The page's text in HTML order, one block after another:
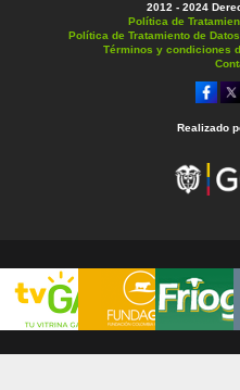
2012 - 2024
Política de
Política de Tratamiento de
Términos y condiciones
Realizado